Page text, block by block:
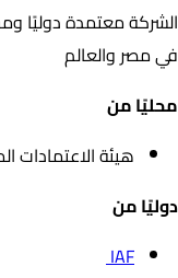
الشركة معتمدة دوليًا
في مصر والعالم
محليًا من
هيئة الاعتمادات
دوليًا من
IAF